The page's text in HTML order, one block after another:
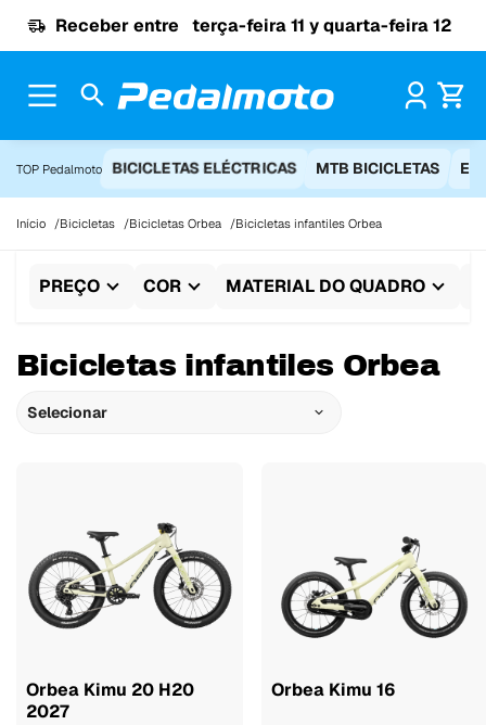
Receber entre terça-feira 11 y quarta-feira 12
TOP Pedalmoto BICICLETAS ELÉCTRICAS MTB BICICLETAS
Início Bicicletas Bicicletas Orbea Bicicletas infantiles Orbea
PREÇO COR MATERIAL DO QUADRO
Bicicletas infantiles Orbea
Selecionar
Orbea Kimu 20 H20
2027
Orbea Kimu 16